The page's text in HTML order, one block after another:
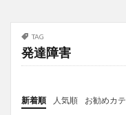
TAG
発達障害
新着順 人気順
お勧めカ